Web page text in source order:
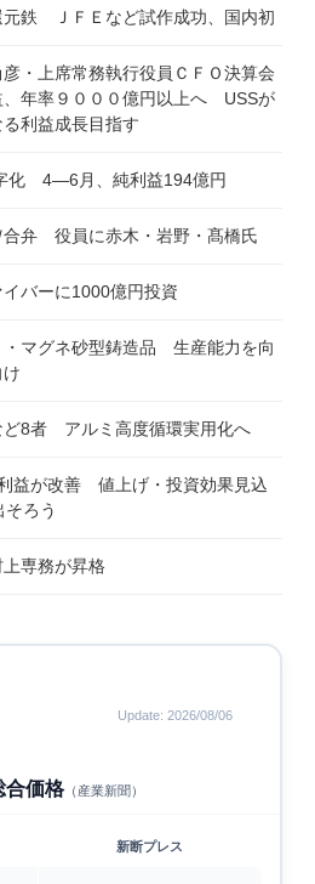
元鉄 ＪＦＥなど試作成功、国内初
・上席常務執行役員ＣＦＯ決算会
年率９０００億円以上へ USSが
利益成長目指す
化 4―6月、純利益194億円
合弁 役員に赤木・岩野・髙橋氏
バーに1000億円投資
・マグネ砂型鋳造品 生産能力を向
ど8者 アルミ高度循環実用化へ
益が改善 値上げ・投資効果見込
ろう
専務が昇格
Update: 2026/08/06
合価格（産業新聞）
新断プレス